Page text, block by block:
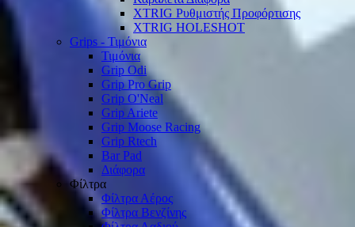
XTRIG Ρυθμιστής Προφόρτισης
XTRIG HOLESHOT
Grips - Τιμόνια
Τιμόνια
Grip Odi
Grip Pro Grip
Grip O'Neal
Grip Ariete
Grip Moose Racing
Grip Rtech
Bar Pad
Διάφορα
Φίλτρα
Φίλτρα Αέρος
Φίλτρα Βενζίνης